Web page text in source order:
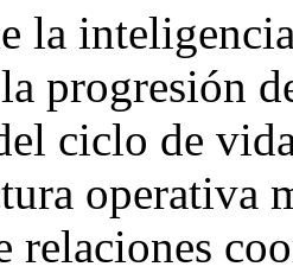
la
progresión
ciclo de
operativa
relaciones